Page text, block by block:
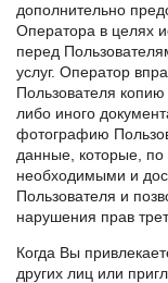
дополнительно
Оператора в целях
перед
услуг. Оператор
Пользователя
либо иного
фотографию
данные, которые, по
необходимыми и
Пользователя и
нарушения прав
Когда Вы
других лиц или